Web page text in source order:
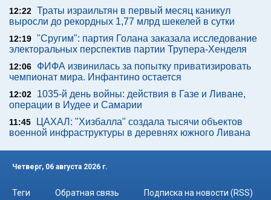
12:22 Траты израильтян в первый месяц каникул
выросли до рекордных 1,77 млрд шекелей в сутки
12:19 "Сругим": партия Голана заказала исследование
электоральных перспектив партии Трупера-Хенделя
12:06
ФИФА извинилась за попытку приватизировать
чемпионат мира. Инфантино остается
12:02
1035-й день войны: действия в Газе и Ливане,
операции в Иудее и Самарии
11:45
ЦАХАЛ: "Хизбалла" создала тысячи объектов
военной инфраструктуры в деревнях южного Ливана
Четверг, 06 августа 2026 г.
Теги Обратная связь Подписка на новости (RSS)